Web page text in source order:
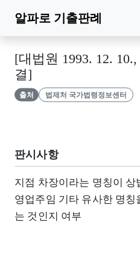
알파로 기출판례
[대법원 1993. 12.
결]
출처 법제처 국가법령정보센터
판시사항
지점 차장이라는 명칭이 상
영업주임 기타 유사한 명
는 것인지 여부